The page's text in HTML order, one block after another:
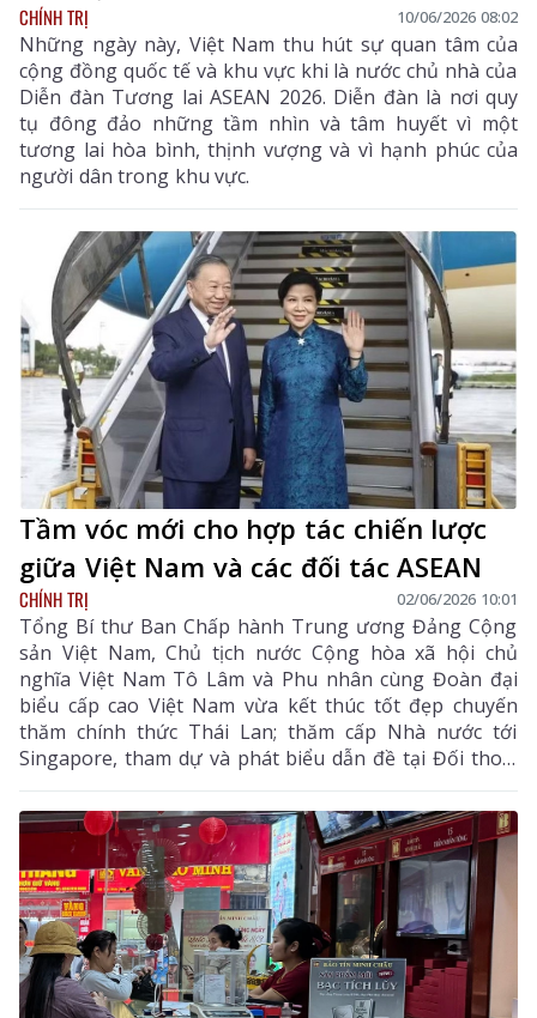
CHÍNH TRỊ 10/06/2026 08:02
Những ngày này, Việt Nam thu hút sự quan tâm của
cộng đồng quốc tế và khu vực khi là nước chủ nhà của
Diễn đàn Tương lai ASEAN 2026. Diễn đàn là nơi quy
tụ đông đảo những tầm nhìn và tâm huyết vì một
tương lai hòa bình, thịnh vượng và vì hạnh phúc của
người dân trong khu vực.
Tầm vóc mới cho hợp tác chiến lược
giữa Việt Nam và các đối tác ASEAN
CHÍNH TRỊ 02/06/2026 10:01
Tổng Bí thư Ban Chấp hành Trung ương Đảng Cộng
sản Việt Nam, Chủ tịch nước Cộng hòa xã hội chủ
nghĩa Việt Nam Tô Lâm và Phu nhân cùng Đoàn đại
biểu cấp cao Việt Nam vừa kết thúc tốt đẹp chuyến
thăm chính thức Thái Lan; thăm cấp Nhà nước tới
Singapore, tham dự và phát biểu dẫn đề tại Đối thoại
Shangri-La; thăm cấp Nhà nước tới Philippines.